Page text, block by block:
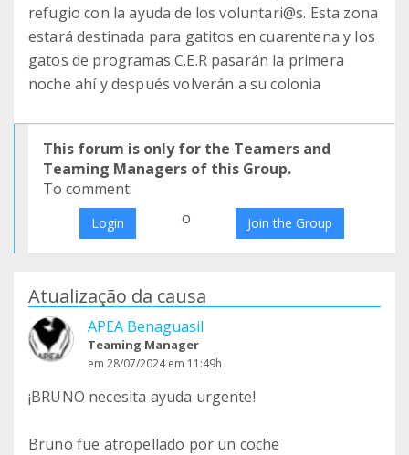
refugio con la ayuda de los voluntari@s. Esta zona
estará destinada para gatitos en cuarentena y los
gatos de programas C.E.R pasarán la primera
noche ahí y después volverán a su colonia
This forum is only for the Teamers and
Teaming Managers of this Group.
To comment:
Login o Join the Group
Atualização da causa
APEA Benaguasil
Teaming Manager
em 28/07/2024 em 11:49h
¡BRUNO necesita ayuda urgente!
Bruno fue atropellado por un coche